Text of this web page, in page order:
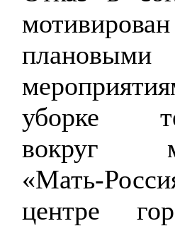
плановыми
уборке
вокруг
«Мать-
центре